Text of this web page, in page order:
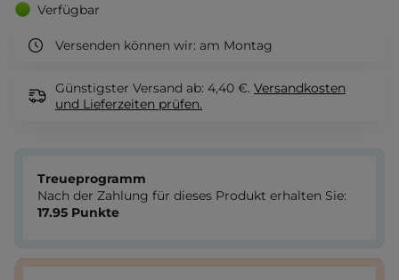
Verfügbar
Versenden können wir: am Montag
Günstigster Versand ab: 4,40 €. Versandkosten
und Lieferzeiten prüfen.
Treueprogramm
Nach der Zahlung für dieses Produkt erhalten Sie:
17.95 Punkte